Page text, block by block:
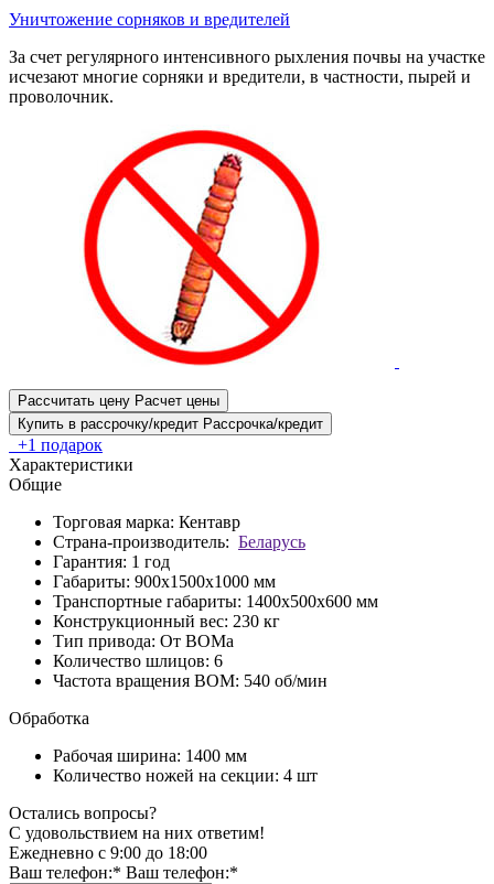
Уничтожение сорняков и вредителей
За счет регулярного интенсивного рыхления почвы на участке
исчезают многие сорняки и вредители, в частности, пырей и
проволочник.
Рассчитать цену Расчет цены
Купить в рассрочку/кредит Рассрочка/кредит
+1 подарок
Характеристики
Общие
Торговая марка: Кентавр
Страна-производитель: Беларусь
Гарантия: 1 год
Габариты: 900х1500х1000 мм
Транспортные габариты: 1400х500х600 мм
Конструкционный вес: 230 кг
Тип привода: От ВОМа
Количество шлицов: 6
Частота вращения ВОМ: 540 об/мин
Обработка
Рабочая ширина: 1400 мм
Количество ножей на секции: 4 шт
Остались вопросы?
C удовольствием на них ответим!
Ежедневно с 9:00 до 18:00
Ваш телефон:* Ваш телефон:*